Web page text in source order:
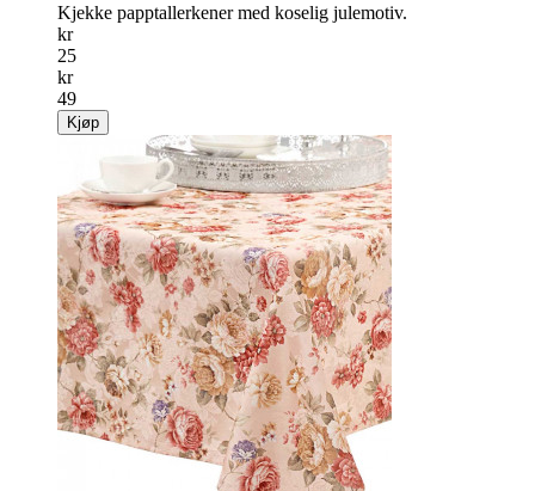
Kjekke papptallerkener med koselig julemotiv.
kr
25
kr
49
Kjøp